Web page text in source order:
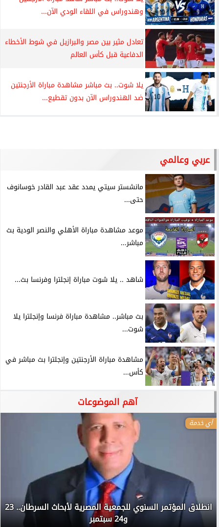
وهندوراس في اللقاء الودي الآن...
تعادل مثير بين مصر والبرازيل في شوط الأخطاء
الدفاعية قبل كأس العالم
يلا شوت.. بث مباشر مشاهدة مباراة الأرجنتين
ضد الهندوراس الآن بدون تقطيع...
عربي وعالمي
مانشستر سيتي يمدد عقد عبد القادر خوسانوف
حتى...
موعد مشاهدة مباراة الأهلي والنصر الودية بث
مباشر...
شاهد .. يلا شوت مباراة إنجلترا وفرنسا بث...
بث مباشر.. مشاهدة مباراة فرنسا وإنجلترا يلا
شوت...
مشاهدة مباراة الأرجنتين وإنجلترا بث مباشر في
كأس...
آهم الموضوعات
أي خدمة
انطلاق المؤتمر السنوي للجمعية المصرية لأبحاث السرطان.. 23
و24 سبتمبر